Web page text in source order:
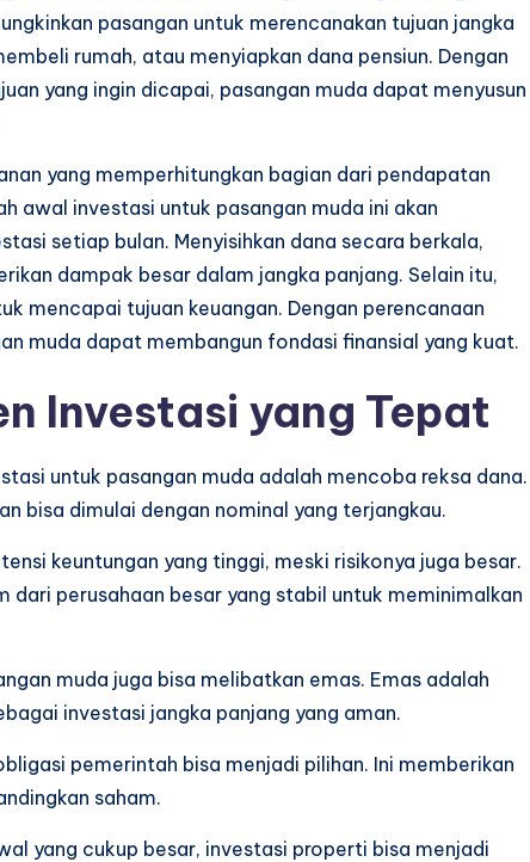
pasangan untuk merencanakan tujuan jangka
rumah, atau menyiapkan dana pensiun. Dengan
yang ingin dicapai, pasangan muda dapat menyusun
yang memperhitungkan bagian dari pendapatan
awal investasi untuk pasangan muda ini akan
setiap bulan. Menyisihkan dana secara berkala,
dampak besar dalam jangka panjang. Selain itu,
mencapai tujuan keuangan. Dengan perencanaan
muda dapat membangun fondasi finansial yang kuat.
Investasi yang Tepat
untuk pasangan muda adalah mencoba reksa dana.
bisa dimulai dengan nominal yang terjangkau.
keuntungan yang tinggi, meski risikonya juga besar.
dari perusahaan besar yang stabil untuk meminimalkan
muda juga bisa melibatkan emas. Emas adalah
investasi jangka panjang yang aman.
pemerintah bisa menjadi pilihan. Ini memberikan
saham.
yang cukup besar, investasi properti bisa menjadi